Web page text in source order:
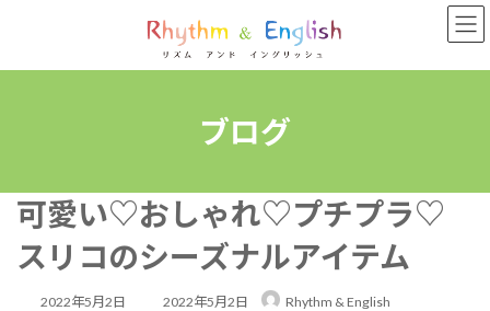
ン
ー
ブログ
可愛い♡おしゃれ♡プチプラ♡
スリコのシーズナルアイテム
2022年5月2日
最
2022年5月2日 Rhythm & English